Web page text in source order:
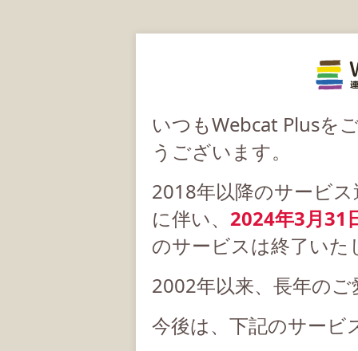
いつもWebcat Plusを
うございます。
2018年以降のサービ
に伴い、 2024年3月31
のサービスは終了いた
2002年以来、長年の
今後は、下記のサービ